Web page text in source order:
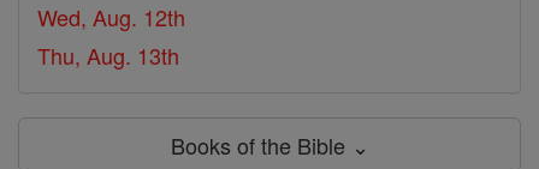
Wed, Aug. 12th
Thu, Aug. 13th
Books of the Bible ⌄